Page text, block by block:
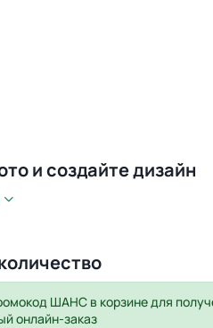
и создайте дизайн
ШАНС в корзине для
онлайн-заказ